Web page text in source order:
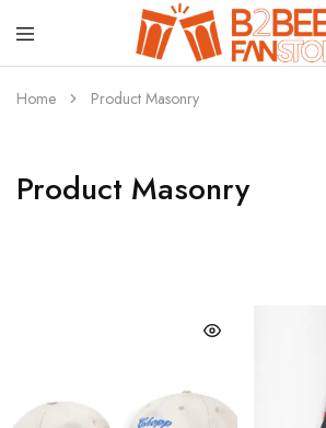
B2beerfanstore
Home Product Masonry
Product Masonry